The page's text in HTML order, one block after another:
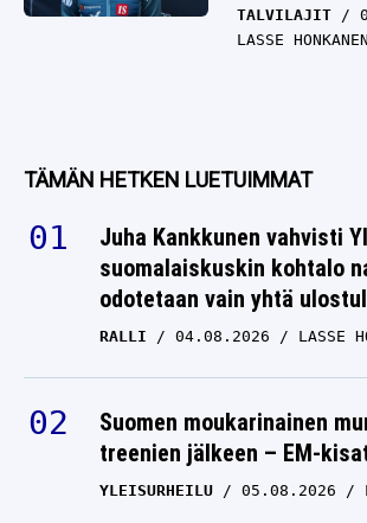
TALVILAJIT
LASSE HONKANEN
suomalaiskuskin kohtalo
odotetaan vain yhtä
RALLI 04.08.2026 LASSE
Suomen moukarinainen
treenien jälkeen – EM-
YLEISURHEILU 05.08.2026